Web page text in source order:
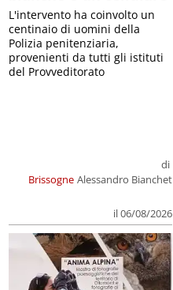
Brissogne
di
Alessandro Bianchet
il 06/08/2026
L'intervento ha coinvolto un
centinaio di uomini della
Polizia penitenziaria,
provenienti da tutti gli istituti
del Provveditorato